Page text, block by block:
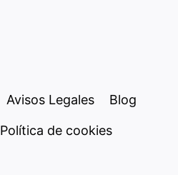
Avisos Legales Blog
Política de cookies